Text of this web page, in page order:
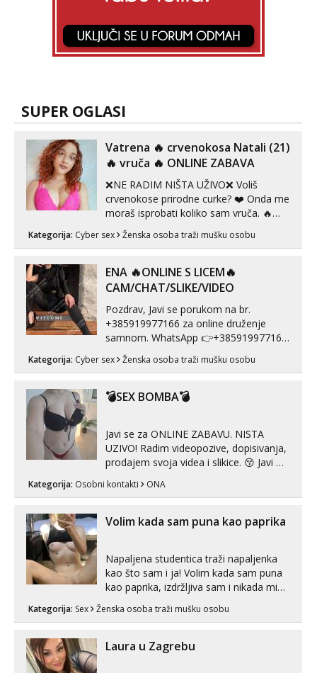
tel:0,93€ - mob:1,12€ min
Mira
Obavijesti me kada se oslobodi
SUPER OGLASI
Vatrena ‎️‍🔥 crvenokosa Natali (21)
‎️‍🔥 vruča‎ ️‍🔥 ONLINE ZABAVA
❌NE RADIM NIŠTA UŽIVO❌ Voliš
crvenokose prirodne curke? ❤️ Onda me
moraš isprobati koliko sam vruča.‎ ️‍🔥
MLADA vražica koja ima 100%
prorodne grudi, 💦 Misli su mi uvijek
U mojoj raznolikoj ponudi možeš
pranaći nešto po svojoj mjeri. Sexi videa
Kategorija: Cyber sex Ženska osoba traži mušku osobu
ENA 🔥ONLINE S LICEM🔥
CAM/CHAT/SLIKE/VIDEO
Pozdrav, Javi se porukom na br.
+385919977166 za online druženje
samnom. WhatsApp 👉+385919977166
Telegram 👉@enafriedrichkis Radim
videopozive s licem, solo i s partnerom,
kombinacije halteri, haljine, štikle,
Kategorija: Cyber sex Ženska osoba traži mušku osobu
💣SEX BOMBA💣
Javi se za ONLINE ZABAVU. NISTA
UZIVO! Radim videopozive, dopisivanja,
prodajem svoja videa i slikice. 😚 Javi mi
Telegram. +385 91 723 0045
Kategorija: Osobni kontakti ONA
Volim kada sam puna kao paprika
Napaljena studentica traži napaljenka
kao što sam i ja! Volim kada sam puna
kao paprika, izdržljiva sam i nikada mi
puta dnevno bilo kad i bilo gdje zato se
link ispod i nadji me tamo, cekam te!
Kategorija: Sex Ženska osoba traži mušku osobu
Laura u Zagrebu